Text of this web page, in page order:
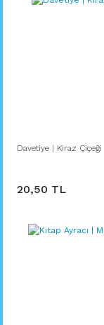
Davetiye | Kiraz Çiçeği
20,50 TL